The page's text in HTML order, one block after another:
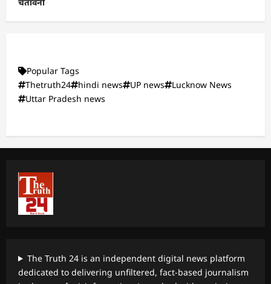
चेतावनी
Popular Tags
Thetruth24
hindi news UP news
Lucknow News
Uttar Pradesh news
The Truth 24 is an independent digital news platform
dedicated to delivering unfiltered, fact-based journalism